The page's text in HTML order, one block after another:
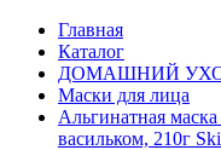
Главная
Каталог
ДОМАШНИЙ
Маски для лица
Альгинатная
васильком, 210г